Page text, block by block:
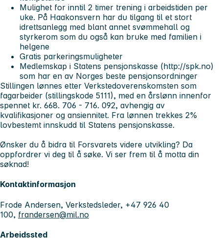
Mulighet for inntil 2 timer trening i arbeidstiden per
uke. På Haakonsvern har du tilgang til et stort
idrettsanlegg med blant annet svømmehall og
styrkerom som du også kan bruke med familien i
helgene
Gratis parkeringsmuligheter
Medlemskap i Statens pensjonskasse (http://spk.no)
som har en av Norges beste pensjonsordninger
Stillingen lønnes etter Verkstedoverenskomsten som
fagarbeider (stillingskode 5111), med en årslønn innenfor
spennet kr. 668. 706 - 716. 092, avhengig av
kvalifikasjoner og ansiennitet. Fra lønnen trekkes 2%
lovbestemt innskudd til Statens pensjonskasse.
Ønsker du å bidra til Forsvarets videre utvikling? Da
oppfordrer vi deg til å søke. Vi ser frem til å motta din
søknad!
Kontaktinformasjon
Frode Andersen, Verkstedsleder, +47 926 40
100, frandersen@mil.no
Arbeidssted